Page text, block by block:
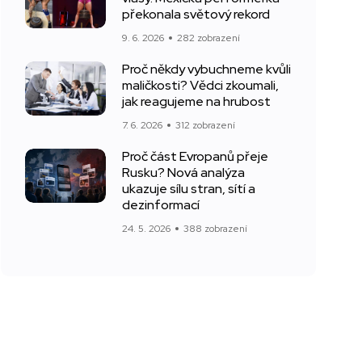
překonala světový rekord
9. 6. 2026 282 zobrazení
Proč někdy vybuchneme kvůli
maličkosti? Vědci zkoumali,
jak reagujeme na hrubost
7. 6. 2026 312 zobrazení
Proč část Evropanů přeje
Rusku? Nová analýza
ukazuje sílu stran, sítí a
dezinformací
24. 5. 2026 388 zobrazení